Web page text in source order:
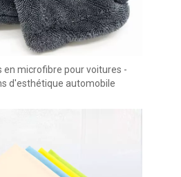
en microfibre pour voitures -
d'esthétique automobile